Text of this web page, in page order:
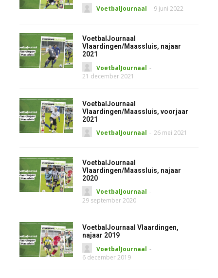
VoetbalJournaal - 9 juni 2022
VoetbalJournaal
Vlaardingen/Maassluis, najaar
2021
VoetbalJournaal -
21 december 2021
VoetbalJournaal
Vlaardingen/Maassluis, voorjaar
2021
VoetbalJournaal - 26 mei 2021
VoetbalJournaal
Vlaardingen/Maassluis, najaar
2020
VoetbalJournaal -
29 september 2020
VoetbalJournaal Vlaardingen,
najaar 2019
VoetbalJournaal -
6 december 2019